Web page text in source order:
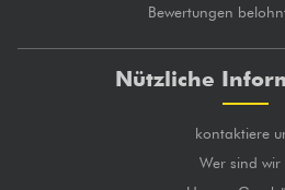
Bewertungen
Nützliche
kontaktiere
Wer sind wir